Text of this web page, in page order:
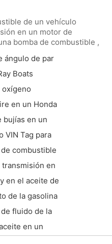
de un vehículo
en un motor de
bomba de combustible ,
al motor . Con el
ángulo de par
Boats
en un Honda
bujías en un
VIN Tag para
combustible
en
en el aceite de
de la gasolina
fluido de la
Focusen un